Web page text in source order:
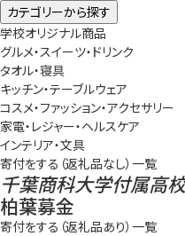
カテゴリーから探す
学校オリジナル商品
グルメ・スイーツ・ドリンク
タオル・寝具
キッチン・テーブルウェア
コスメ・ファッション・アクセサリー
家電・レジャー・ヘルスケア
インテリア・文具
寄付をする（返礼品なし）一覧
千葉商科大学付属高校
柏葉募金
寄付をする（返礼品あり）一覧